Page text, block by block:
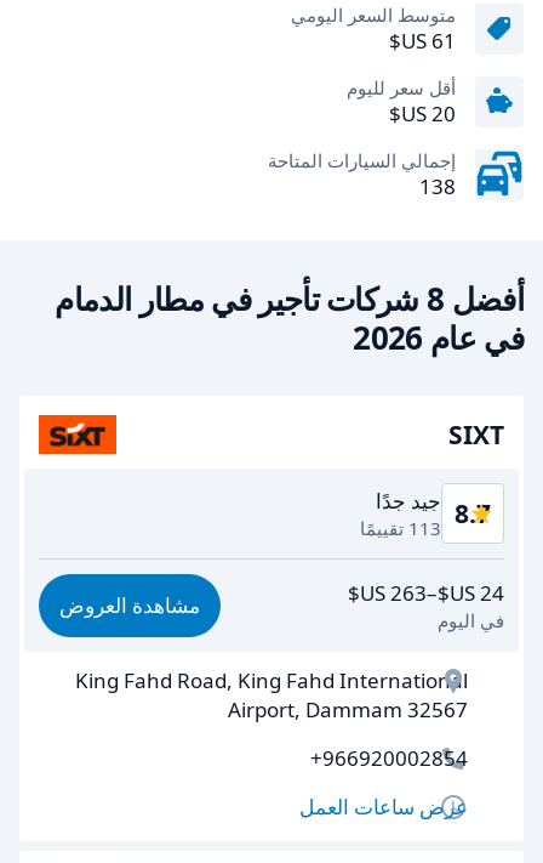
متوسط السعر اليومي
أقل سعر لليوم
إجمالي السيارات المتاحة
138
أفضل 8 شركات تأجير في مطار الدمام
في عام 2026
SIXT
8.7 جيد جدًا
113 تقييمًا
8.5
سهولة الوصول 8.9
تعاون الوكلاء
في اليوم
مشاهدة العروض
King Fahd Road, King Fahd International
Airport, Dammam 32567
+966920002854
عرض ساعات العمل